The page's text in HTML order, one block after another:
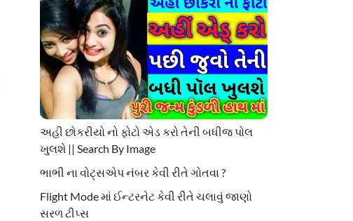
અહી છોકરીયો નો ફોટો એડ કરો તેની બધીજ પોલ
ખુલશે || Search By Image
ભાભી ના વોટ્સએપ નંબર કેવી રીતે ગોતવા ?
Flight Mode માં ઈન્ટરનેટ કેવી રીતે ચલાવું જાણો
સરળ ટીપ્સ